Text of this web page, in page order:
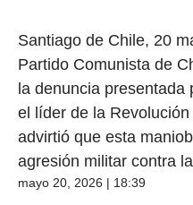
Santiago de Chile, 20
Partido Comunista de
la denuncia
el líder de la
advirtió que esta
agresión militar contra
mayo 20, 2026 | 18:39